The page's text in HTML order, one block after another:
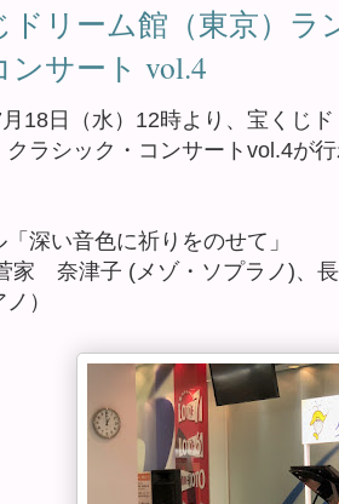
ドリーム館（東京）
ンサート vol.4
18日（水）12時より、宝くじ
クラシック・コンサートvol.4が
「深い音色に祈りをのせて」
家 奈津子 (メゾ・ソプラノ)、
）